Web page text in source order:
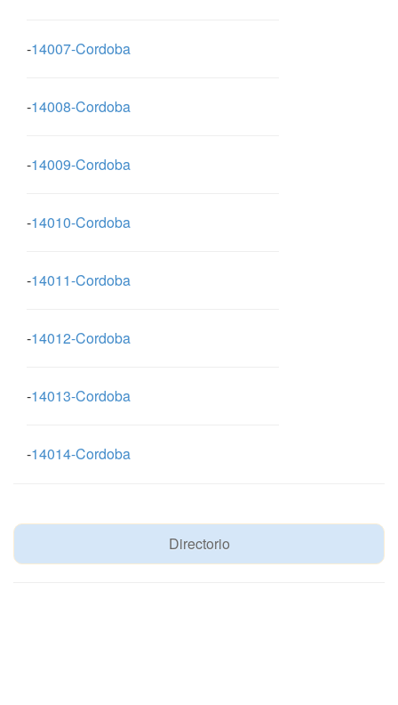
-14007-Cordoba
-14008-Cordoba
-14009-Cordoba
-14010-Cordoba
-14011-Cordoba
-14012-Cordoba
-14013-Cordoba
-14014-Cordoba
Directorio